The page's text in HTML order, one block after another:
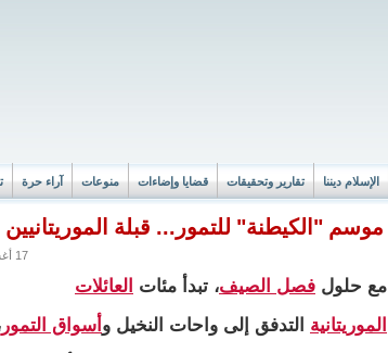
الإسلام ديننا تقارير وتحقيقات قضايا وإضاءات منوعات آراء حرة
موسم "الكيطنة" للتمور... قبلة
17 أغسطس, 2021 - 16:03
مع حلول فصل الصيف، تبدأ مئات العائلات
الموريتانية التدفق إلى واحات النخيل و أسواق التمور